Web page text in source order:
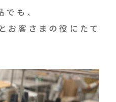
も、
客さまの役にたて